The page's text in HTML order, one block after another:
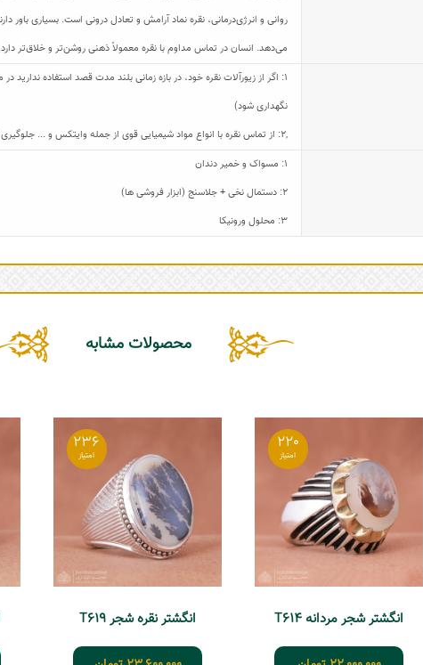
روانی و انرژی‌درمانی، نقره نماد آرامش و تعادل درونی است. بسیاری
می‌دهد. انسان در تماس مداوم با نقره معمولاً ذهنی روشن‌تر و خلاق‌تر
1: اگر از زیورآلات نقره خود، در بازه زمانی بلند مدت قصد استفاده
نگهداری شود)
,2: از تماس نقره با انواع مواد شیمیایی قوی از جمله وایتکس و ... جلوگیری کنید.
1: مسواک و خمیر دندان
2: دستمال نخی + جلاسنج (ابزار فروشی ها)
3: محلول ورونیکا
محصولات مشابه
220
انگشتر شجر مردانه T614
236
انگشتر نقره شجر T619